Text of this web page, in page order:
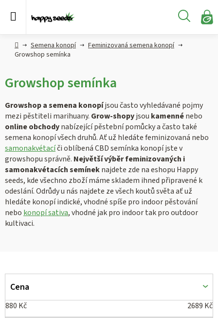
Hledat
Semena
konopí
CBD,
CBG a
konopí
Konopné
produkty
Hašiš
Kratom
Hlavní
strana
Semena konopí
Feminizovaná semena konopí
Growshop semínka
Growshop semínka
Growshop a semena konopíjsou často vyhledávané pojmy
mezi pěstiteli marihuany. Grow-shopyjsou kamennénebo
online obchodynabízející pěstební pomůcky a často také
semena konopí všech druhů. Ať už hledáte feminizovaná nebo
samonakvétacíči oblíbená CBD semínka konopí jste v
growshopu správně. Největší výběr feminizovaných i
samonakvétacích semíneknajdete zde na eshopu Happy
seeds, kde všechno zboží máme skladem ihned připravené k
odeslání. Odrůdy u nás najdete ze všech koutů světa ať už
hledáte konopí indické, vhodné spíše pro indoor pěstování
nebo konopí sativa, vhodné jak pro indoor tak pro outdoor
kultivaci.
Cena
880 Kč 2689 Kč
V
p